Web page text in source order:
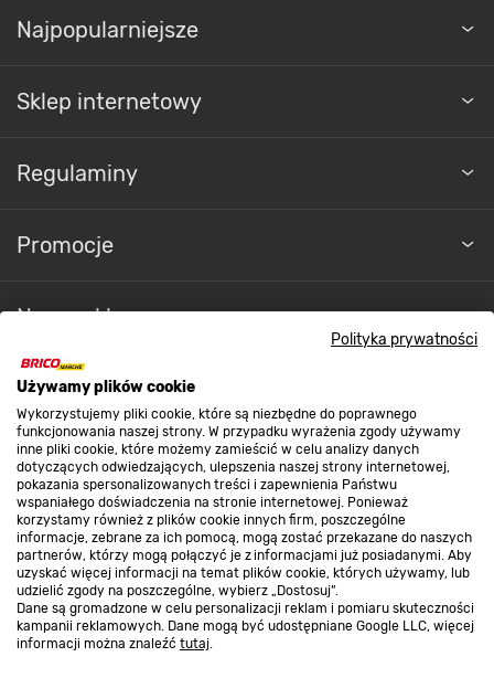
Polityka prywatności
Używamy plików cookie
Wykorzystujemy pliki cookie, które są niezbędne do poprawnego
funkcjonowania naszej strony. W przypadku wyrażenia zgody używamy
inne pliki cookie, które możemy zamieścić w celu analizy danych
dotyczących odwiedzających, ulepszenia naszej strony internetowej,
pokazania spersonalizowanych treści i zapewnienia Państwu
wspaniałego doświadczenia na stronie internetowej. Ponieważ
korzystamy również z plików cookie innych firm, poszczególne
informacje, zebrane za ich pomocą, mogą zostać przekazane do naszych
partnerów, którzy mogą połączyć je z informacjami już posiadanymi. Aby
uzyskać więcej informacji na temat plików cookie, których używamy, lub
udzielić zgody na poszczególne, wybierz „Dostosuj”.
Dane są gromadzone w celu personalizacji reklam i pomiaru skuteczności
kampanii reklamowych. Dane mogą być udostępniane Google LLC, więcej
informacji można znaleźć tutaj.
Najpopularniejsze
Sklep internetowy
Regulaminy
Promocje
Nasze sklepy
O nas
Kontakt do sklepu
Strefa biznesu
Dołącz do nas